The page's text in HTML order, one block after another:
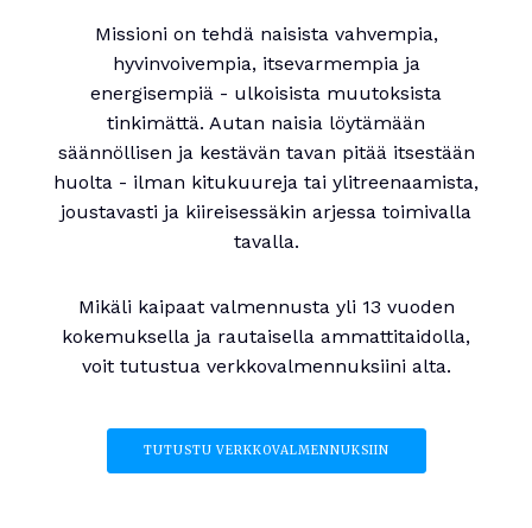
Missioni on tehdä naisista vahvempia,
hyvinvoivempia, itsevarmempia ja
energisempiä - ulkoisista muutoksista
tinkimättä. Autan naisia löytämään
säännöllisen ja kestävän tavan pitää itsestään
huolta - ilman kitukuureja tai ylitreenaamista,
joustavasti ja kiireisessäkin arjessa toimivalla
tavalla.
Mikäli kaipaat valmennusta yli 13 vuoden
kokemuksella ja rautaisella ammattitaidolla,
voit tutustua verkkovalmennuksiini alta.
TUTUSTU VERKKOVALMENNUKSIIN